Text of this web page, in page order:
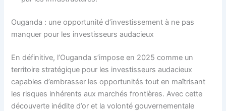
Ouganda : une opportunité d’investissement à ne pas
manquer pour les investisseurs audacieux
En définitive, l’Ouganda s’impose en 2025 comme un
territoire stratégique pour les investisseurs audacieux
capables d’embrasser les opportunités tout en maîtrisant
les risques inhérents aux marchés frontières. Avec cette
découverte inédite d’or et la volonté gouvernementale